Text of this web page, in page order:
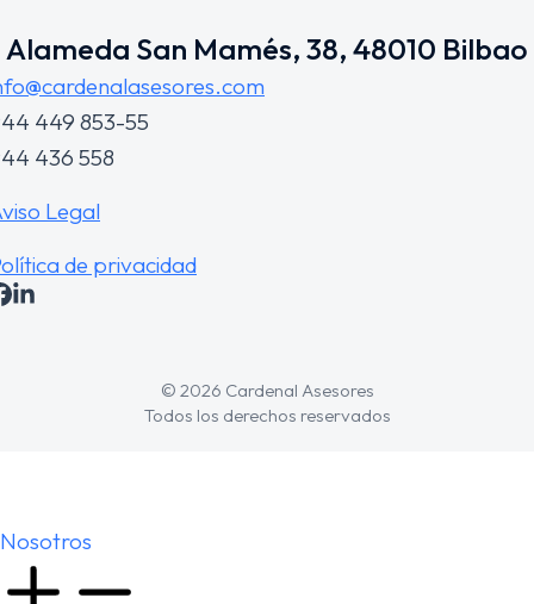
Alameda San Mamés, 38, 48010 Bilbao
449 853-55
436 558
Legal
de privacidad
© 2026 Cardenal Asesores
Todos los derechos reservados
Nosotros